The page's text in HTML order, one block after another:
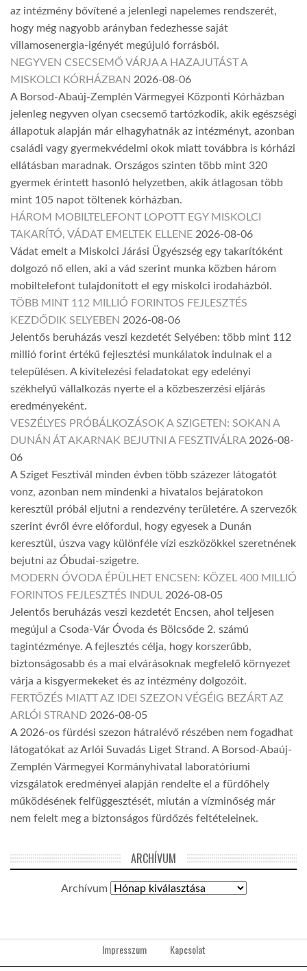
az intézmény bővítené a jelenlegi napelemes rendszerét,
hogy még nagyobb arányban fedezhesse saját
villamosenergia-igényét megújuló forrásból.
NEGYVEN CSECSEMŐ VÁRJA A HAZAJUTÁST A
MISKOLCI KÓRHÁZBAN 2026-08-06
A Borsod-Abaúj-Zemplén Vármegyei Központi Kórházban
jelenleg negyven olyan csecsemő tartózkodik, akik egészségi
állapotuk alapján már elhagyhatnák az intézményt, azonban
családi vagy gyermekvédelmi okok miatt továbbra is kórházi
ellátásban maradnak. Országos szinten több mint 320
gyermek érintett hasonló helyzetben, akik átlagosan több
mint 105 napot töltenek kórházban.
HÁROM MOBILTELEFONT LOPOTT EGY MISKOLCI
TAKARÍTÓ, VÁDAT EMELTEK ELLENE 2026-08-06
Vádat emelt a Miskolci Járási Ügyészség egy takarítóként
dolgozó nő ellen, aki a vád szerint munka közben három
mobiltelefont tulajdonított el egy miskolci irodaházból.
TÖBB MINT 112 MILLIÓ FORINTOS FEJLESZTÉS
KEZDŐDIK SELYEBEN 2026-08-06
Jelentős beruházás veszi kezdetét Selyében: több mint 112
millió forint értékű fejlesztési munkálatok indulnak el a
településen. A kivitelezési feladatokat egy edelényi
székhelyű vállalkozás nyerte el a közbeszerzési eljárás
eredményeként.
VESZÉLYES PRÓBÁLKOZÁSOK A SZIGETEN: SOKAN A
DUNÁN ÁT AKARNAK BEJUTNI A FESZTIVÁLRA 2026-08-
06
A Sziget Fesztivál minden évben több százezer látogatót
vonz, azonban nem mindenki a hivatalos bejáratokon
keresztül próbál eljutni a rendezvény területére. A szervezők
szerint évről évre előfordul, hogy egyesek a Dunán
keresztül, úszva vagy különféle vízi eszközökkel szeretnének
bejutni az Óbudai-szigetre.
MODERN ÓVODA ÉPÜLHET ENCSEN: KÖZEL 400 MILLIÓ
FORINTOS FEJLESZTÉS INDUL 2026-08-05
Jelentős beruházás veszi kezdetét Encsen, ahol teljesen
megújul a Csoda-Vár Óvoda és Bölcsőde 2. számú
tagintézménye. A fejlesztés célja, hogy korszerűbb,
biztonságosabb és a mai elvárásoknak megfelelő környezet
várja a kisgyermekeket és az intézmény dolgozóit.
FERTŐZÉS MIATT AZ IDEI SZEZON VÉGÉIG BEZÁRT AZ
ARLÓI STRAND 2026-08-05
A 2026-os fürdési szezon hátralévő részében nem fogadhat
látogatókat az Arlói Suvadás Liget Strand. A Borsod-Abaúj-
Zemplén Vármegyei Kormányhivatal laboratóriumi
vizsgálatok eredményei alapján rendelte el a fürdőhely
működésének felfüggesztését, miután a vízminőség már
nem felelt meg a biztonságos fürdőzés feltételeinek.
ARCHÍVUM
Archívum
Impresszum Kapcsolat